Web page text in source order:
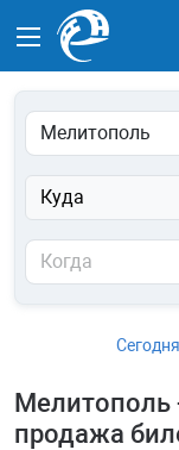
Куда
Сегодня
Мелитополь
продажа